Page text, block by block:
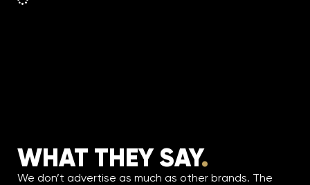
WHAT THEY SAY.
We don’t advertise as much as other brands. The